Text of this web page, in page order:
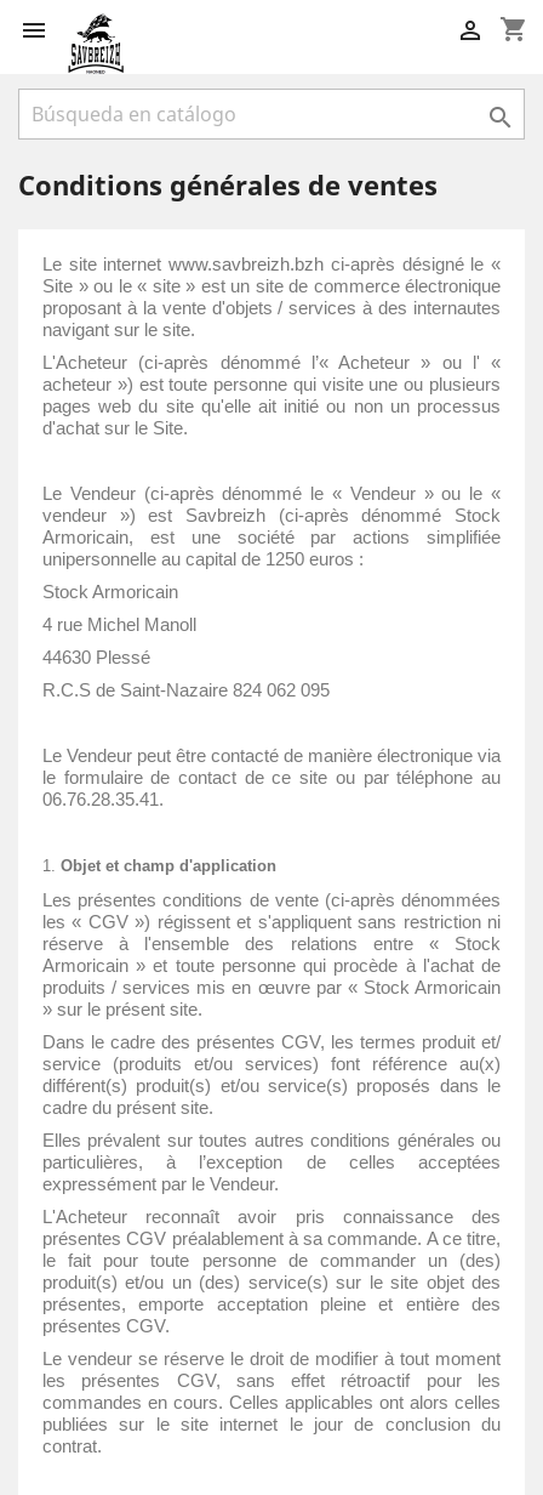
 shopping_cart


Conditions générales de ventes
Le site internetwww.savbreizh.bzh ci-après désigné le «
Site » ou le « site » est un site de commerce électronique
proposant à la vente d'objets / services à des internautes
navigant sur le site.
L'Acheteur (ci-après dénommé l’« Acheteur » ou l' «
acheteur ») est toute personne qui visite une ou plusieurs
pages web du site qu'elle ait initié ou non un processus
d'achat sur le Site.
Le Vendeur (ci-après dénommé le « Vendeur » ou le «
vendeur ») est Savbreizh (ci-après dénommé Stock
Armoricain, est une société par actions simplifiée
unipersonnelle au capital de 1250 euros :
Stock Armoricain
4 rue Michel Manoll
44630 Plessé
R.C.S de Saint-Nazaire 824 062 095
Le Vendeur peut être contacté de manière électronique via
le formulaire de contact de ce site ou par téléphone au
06.76.28.35.41.
Objet et champ d'application
Les présentes conditions de vente (ci-après dénommées
les « CGV ») régissent et s'appliquent sans restriction ni
réserve à l'ensemble des relations entre « Stock
Armoricain » et toute personne qui procède à l'achat de
produits / services mis en œuvre par « Stock Armoricain
» sur le présent site.
Dans le cadre des présentes CGV, les termes produit et/
service (produits et/ou services) font référence au(x)
différent(s) produit(s) et/ou service(s) proposés dans le
cadre du présent site.
Elles prévalent sur toutes autres conditions générales ou
particulières, à l’exception de celles acceptées
expressément par le Vendeur.
L'Acheteur reconnaît avoir pris connaissance des
présentes CGV préalablement à sa commande. A ce titre,
le fait pour toute personne de commander un (des)
produit(s) et/ou un (des) service(s) sur le site objet des
présentes, emporte acceptation pleine et entière des
présentes CGV.
Le vendeur se réserve le droit de modifier à tout moment
les présentes CGV, sans effet rétroactif pour les
commandes en cours. Celles applicables ont alors celles
publiées sur le site internet le jour de conclusion du
contrat.